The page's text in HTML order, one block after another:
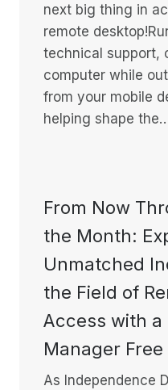
next big thing in
remote
technical support,
computer while
from your mobile
helping shape
From Now
the Month:
Unmatched
the Field of
Access with a
Manager
As Independence